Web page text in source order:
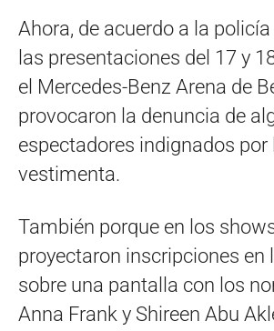
Ahora, de acuerdo a la
las presentaciones del 17 y
el Mercedes-Benz Arena de
provocaron la denuncia de
espectadores indignados por
vestimenta.
También porque en los
proyectaron inscripciones en
sobre una pantalla con los
Anna Frank y Shireen Abu